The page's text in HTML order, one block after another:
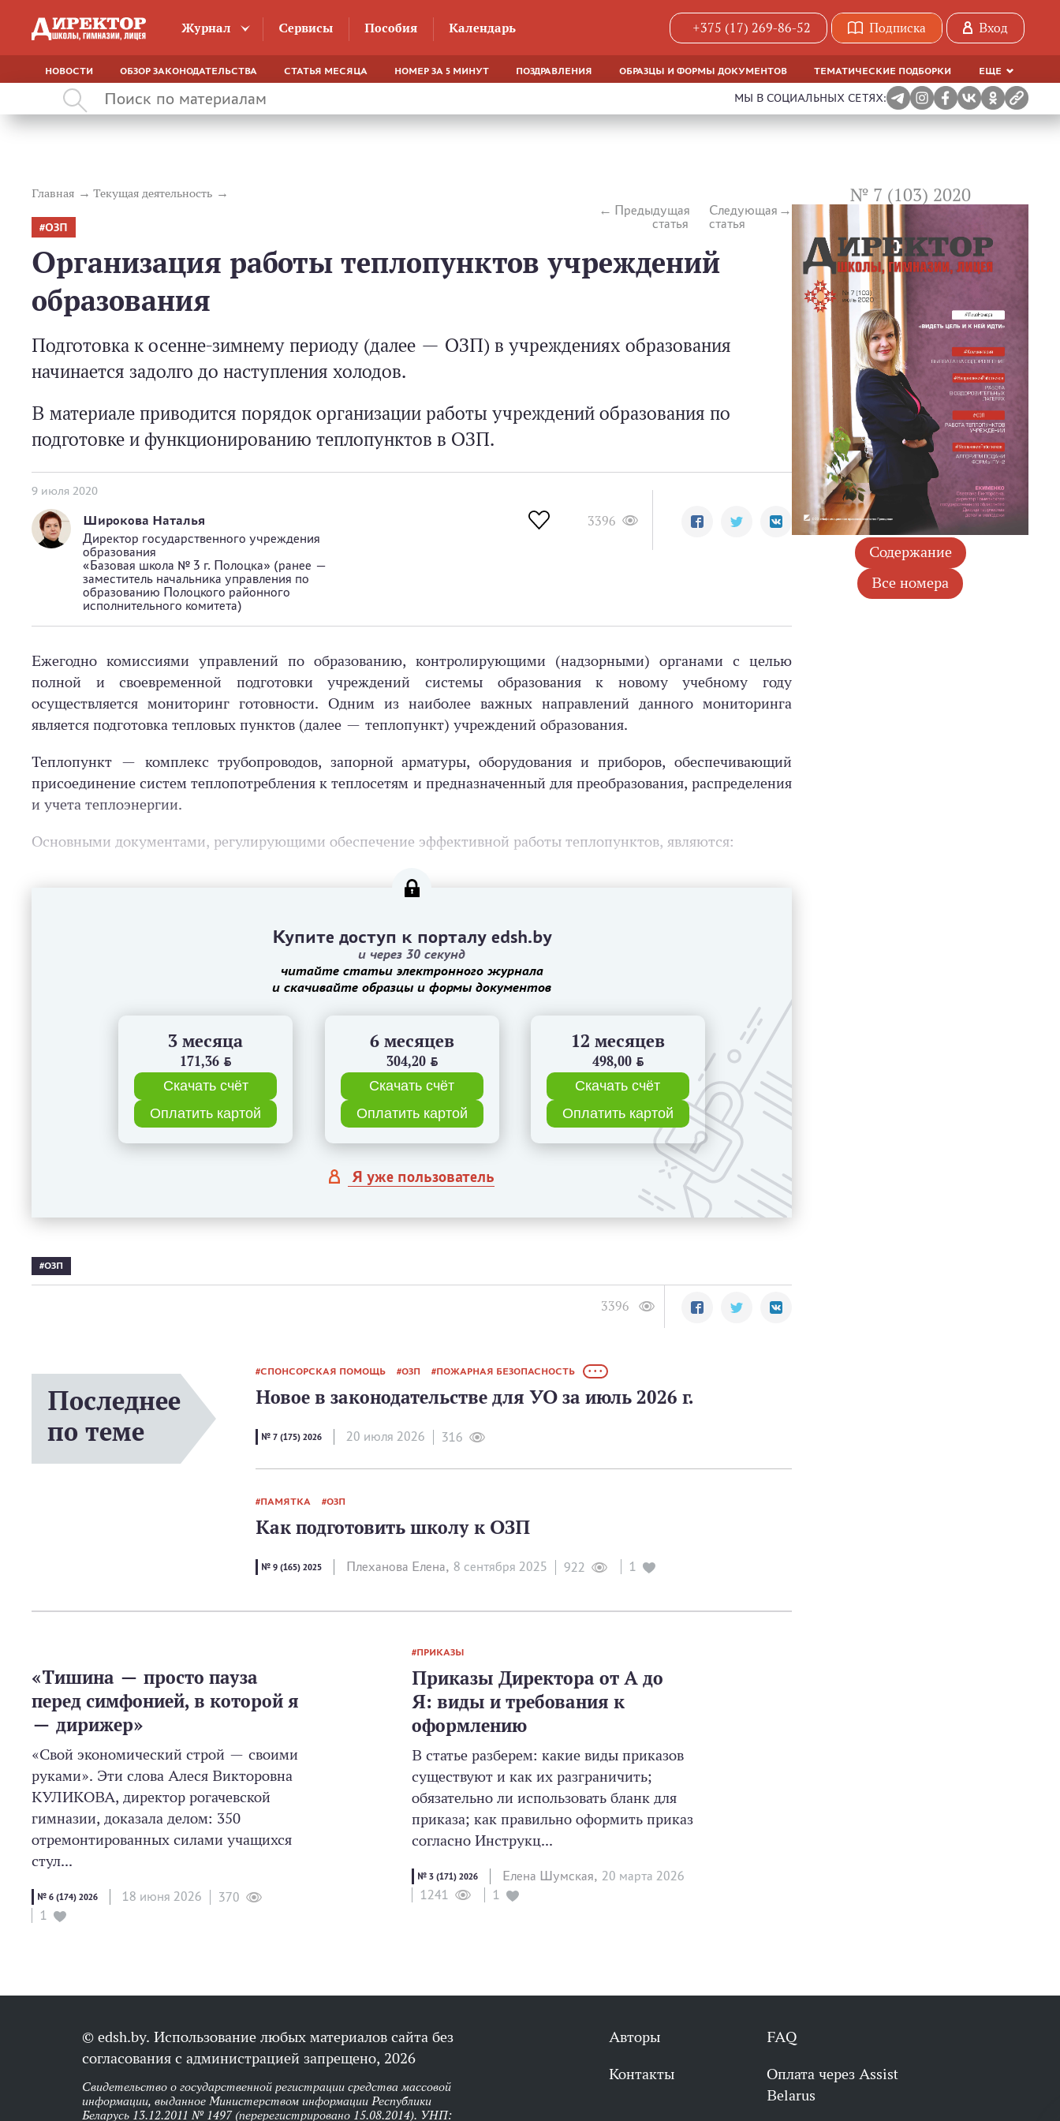
Журнал Сервисы Пособия Календарь +375 (17) 269-86-52 Подписка Вход
НОВОСТИ ОБЗОР ЗАКОНОДАТЕЛЬСТВА СТАТЬЯ МЕСЯЦА НОМЕР ЗА 5 МИНУТ ПОЗДРАВЛЕНИЯ ОБРАЗЦЫ И ФОРМЫ ДОКУМЕНТОВ ТЕМАТИЧЕСКИЕ ПОДБОРКИ ЕЩЕ
МЫ В СОЦИАЛЬНЫХ СЕТЯХ:
Главная Текущая деятельность
Предыдущая
статья
Следующая
статья
ОЗП
Организация работы теплопунктов учреждений
образования
Подготовка к осенне-­зимнему периоду (далее — ОЗП) в учреждениях образования
начинается задолго до наступления холодов.
В материале приводится порядок организации работы учреждений образования по
подготовке и функционированию теплопунктов в ОЗП.
9 июля 2020
Широкова Наталья
Директор государственного учреждения
образования
«Базовая школа № 3 г. Полоцка» (ранее —
заместитель начальника управления по
образованию Полоцкого районного
исполнительного комитета)
3396
Ежегодно комиссиями управлений по образованию, контролирующими (надзорными) органами с целью
полной и свое­временной подготовки учреждений системы образования к новому учебному году
осуществляется мониторинг готовности. Одним из наиболее важных направлений данного мониторинга
является подготовка тепловых пунктов (далее — теплопункт) учреждений образования.
Теплопункт — комплекс трубопроводов, запорной арматуры, оборудования и приборов, обеспечивающий
присоединение систем теплопотребления к теплосетям и предназначенный для преобразования, распределения
и учета теплоэнергии.
Основными документами, регулирующими обеспечение эффективной работы теплопунктов, являются:
Купите доступ к порталу edsh.by
и через 30 секунд
читайте статьи электронного журнала
и скачивайте образцы и формы документов
3 месяца
171,36 BYN
Скачать счёт
Оплатить картой
6 месяцев
304,20 BYN
Скачать счёт
Оплатить картой
12 месяцев
498,00 BYN
Скачать счёт
Оплатить картой
Я уже пользователь
ОЗП
3396
Последнее
по теме
СПОНСОРСКАЯ ПОМОЩЬ ОЗП ПОЖАРНАЯ БЕЗОПАСНОСТЬ • • •
Новое в законодательстве для УО за июль 2026 г.
№ 7 (175) 2026 20 июля 2026 316
ПАМЯТКА ОЗП
Как подготовить школу к ОЗП
№ 9 (165) 2025 Плеханова Елена, 8 сентября 2025 922 1
«Тишина — просто пауза
перед симфонией, в которой я
— дирижер»
«Свой экономический строй — своими
руками». Эти слова Алеся Викторовна
КУЛИКОВА, директор рогачевской
гимназии, доказала делом: 350
отремонтированных силами учащихся
стул...
№ 6 (174) 2026 18 июня 2026
370
1
ПРИКАЗЫ
Приказы Директора от А до
Я: виды и требования к
оформлению
В статье разберем: какие виды приказов
существуют и как их разграничить;
обязательно ли использовать бланк для
приказа; как правильно оформить приказ
согласно Инструкц...
№ 3 (171) 2026 Елена Шумская, 20 мартa 2026
1241
1
№ 7 (103) 2020
© edsh.by. Использование любых материалов сайта без
согласования с администрацией запрещено, 2026
Свидетельство о государственной регистрации средства массовой
информации, выданное Министерством информации Республики
Беларусь 13.12.2011 № 1497 (перерегистрировано 15.08.2014). УНП:
Авторы FAQ
Контакты
Оплата через Assist
Belarus